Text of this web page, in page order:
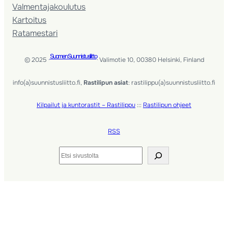
Valmentaja­koulutus
Kartoitus
Ratamestari
© 2025 ·Suomen Suunnistusliitto· Valimotie 10, 00380 Helsinki, Finland
info(a)suunnistusliitto.fi, Rastilipun asiat: rastilippu(a)suunnistusliitto.fi
Kilpailut ja kuntorastit – Rastilippu ::: Rastilipun ohjeet
RSS
Etsi